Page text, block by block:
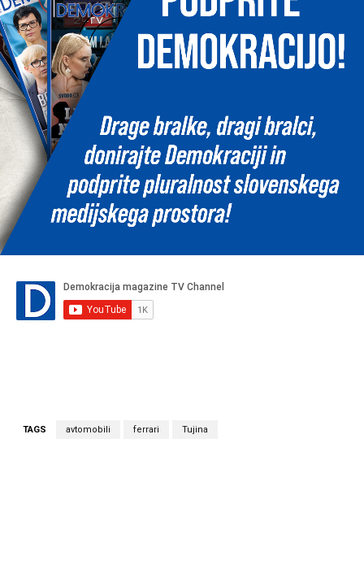
TAGS avtomobili ferrari Tujina